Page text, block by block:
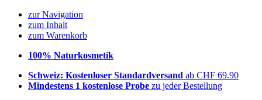
zur Navigation
zum Inhalt
zum Warenkorb
100% Naturkosmetik
Schweiz: Kostenloser Standardversand ab CHF 69.90
Mindestens 1 kostenlose Probe zu jeder Bestellung